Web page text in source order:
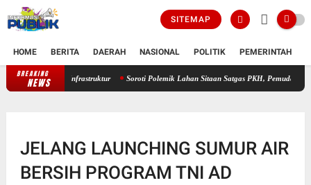
SITEMAP
HOME BERITA DAERAH NASIONAL POLITIK PEMERINTAH
BREAKING
NEWSWapres Gibran Kunjungi Gayo Lues pasca Bencana, Tinjau Infrastruktur
JELANG LAUNCHING SUMUR AIR
BERSIH PROGRAM TNI AD